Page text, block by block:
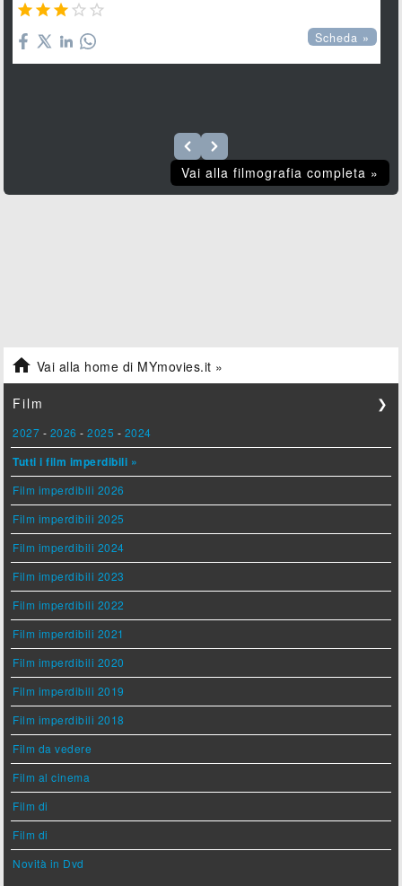
    
Scheda »
Vai alla filmografia completa »
 Vai alla home di MYmovies.it »
Film ❯
2027 - 2026 -2025 - 2024
Tutti i film imperdibili »
Film imperdibili 2026
Film imperdibili 2025
Film imperdibili 2024
Film imperdibili 2023
Film imperdibili 2022
Film imperdibili 2021
Film imperdibili 2020
Film imperdibili 2019
Film imperdibili 2018
Film da vedere
Film al cinema
Film di
Film di
Novità in Dvd